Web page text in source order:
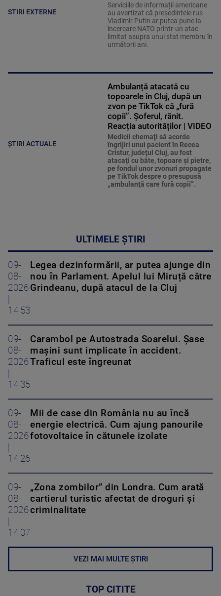
STIRI EXTERNE
Serviciile de informații americane
au avertizat că președintele rus
Vladimir Putin ar putea pune la
încercare NATO printr-un atac
limitat asupra unui stat membru în
următorii ani.
ȘTIRI ACTUALE
Ambulanță atacată cu
topoarele în Cluj, după un
zvon pe TikTok că „fură
copii”. Șoferul, rănit.
Reacția autorităților | VIDEO
Medicii chemaţi să acorde
îngrijiri unui pacient în Recea
Cristur, judeţul Cluj, au fost
atacaţi cu bâte, topoare şi pietre,
pe fondul unor zvonuri propagate
pe TikTok despre o presupusă
„ambulanţă care fură copii”.
ULTIMELE ȘTIRI
09-
08-
2026
14:53
Legea dezinformării, ar putea ajunge din
nou în Parlament. Apelul lui Miruță către
Grindeanu, după atacul de la Cluj
09-
08-
2026
14:35
Carambol pe Autostrada Soarelui. Șase
mașini sunt implicate în accident.
Traficul este îngreunat
09-
08-
2026
14:26
Mii de case din România nu au încă
energie electrică. Cum ajung panourile
fotovoltaice în cătunele izolate
09-
08-
2026
14:07
„Zona zombilor” din Londra. Cum arată
cartierul turistic afectat de droguri și
criminalitate
VEZI MAI MULTE ȘTIRI
TOP CITITE